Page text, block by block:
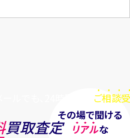
ご相談
その場で聞ける
リアルな
買取査定